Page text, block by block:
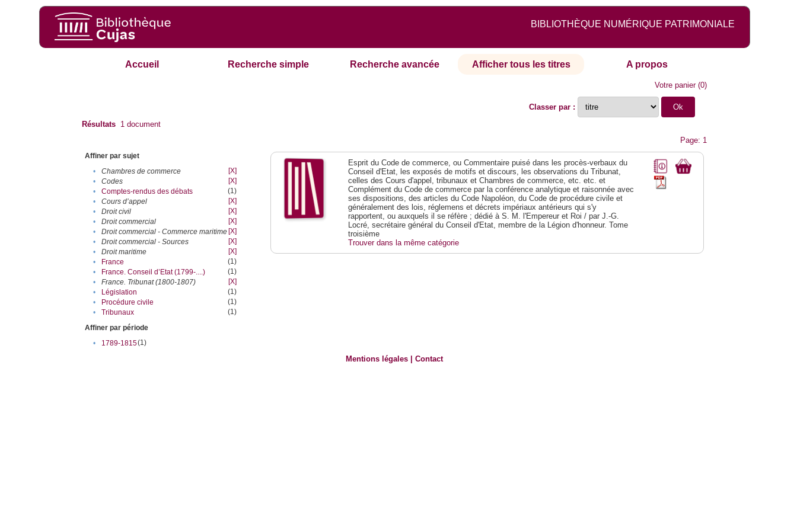
BIBLIOTHÈQUE NUMÉRIQUE PATRIMONIALE
Accueil Recherche simple Recherche avancée Afficher tous les titres A propos
Votre panier(0)
Classer par :
Résultats 1 document
Page: 1
Affiner par sujet
•
Chambres de commerce
[X]
•
Codes
[X]
•
Comptes-rendus des débats
(1)
•
Cours d’appel
[X]
•
Droit civil
[X]
•
Droit commercial
[X]
•
Droit commercial - Commerce maritime [X]
•
Droit commercial - Sources
[X]
•
Droit maritime
[X]
•
France
(1)
•
France. Conseil d’Etat (1799-....)
(1)
•
France. Tribunat (1800-1807)
[X]
•
Législation
(1)
•
Procédure civile
(1)
•
Tribunaux
(1)
Affiner par période
•
1789-1815(1)
Esprit du Code de commerce, ou Commentaire puisé dans les procès-verbaux du
Conseil d'Etat, les exposés de motifs et discours, les observations du Tribunat,
celles des Cours d'appel, tribunaux et Chambres de commerce, etc. etc. et
Complément du Code de commerce par la conférence analytique et raisonnée avec
ses dispositions, des articles du Code Napoléon, du Code de procédure civile et
généralement des lois, réglemens et décrets impériaux antérieurs qui s'y
rapportent, ou auxquels il se réfère ; dédié à S. M. l'Empereur et Roi / par J.-G.
Locré, secrétaire général du Conseil d'Etat, membre de la Légion d'honneur. Tome
troisième
Trouver dans la même catégorie
Mentions légales |Contact